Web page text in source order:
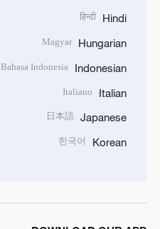
Hindi
हिन्दी
Hungarian
Magyar
Indonesian
Bahasa Indonesia
Italian
Italiano
Japanese
日本語
Korean
한국어